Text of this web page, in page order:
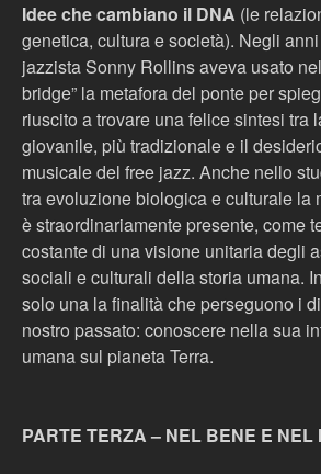
Idee che cambiano il DNA (le
genetica, cultura e società). Negli anni
jazzista Sonny Rollins aveva usato
bridge” la metafora del ponte per
riuscito a trovare una felice sintesi tra
giovanile, più tradizionale e il
musicale del free jazz. Anche nello
tra evoluzione biologica e culturale la
è straordinariamente presente, come
costante di una visione unitaria degli
sociali e culturali della storia umana.
solo una la finalità che perseguono i
nostro passato: conoscere nella sua
umana sul pianeta Terra.
PARTE TERZA – NEL BENE E NEL